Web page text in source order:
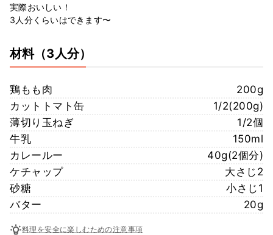
実際おいしい！
3人分くらいはできます〜
材料（3人分）
鶏もも肉
200g
カットトマト缶
1/2(200g)
薄切り玉ねぎ
1/2個
牛乳
150ml
カレールー
40g(2個分)
ケチャップ
大さじ2
砂糖
小さじ1
バター
20g
料理を安全に楽しむための注意事項